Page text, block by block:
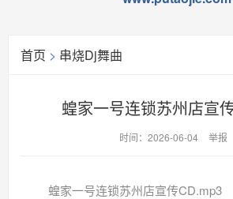
首页 > 串烧Dj舞曲
蝗家一号连锁苏州店宣
时间：2026-06-04 举报
蝗家一号连锁苏州店宣传CD.mp3